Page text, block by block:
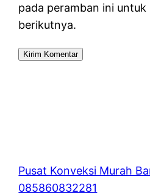
pada peramban ini
berikutnya.
Pusat Konveksi Murah
085860832281